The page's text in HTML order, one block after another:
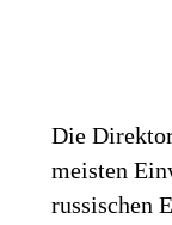
Die
meisten
russischen